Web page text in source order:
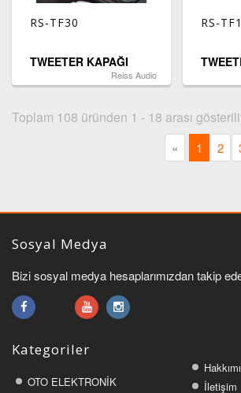
RS-TF30
TWEETER KAPAĞI
Reiss Audio
RS-
Toplam 108 üründen 1 - 18 arası
« 1 2
Sosyal Medya
Bizi sosyal medya hesaplarımızdan takip
Kategoriler
OTO ELEKTRONİK
İletişim